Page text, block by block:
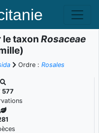
taxon Rosaceae
Ordre : Rosales
577